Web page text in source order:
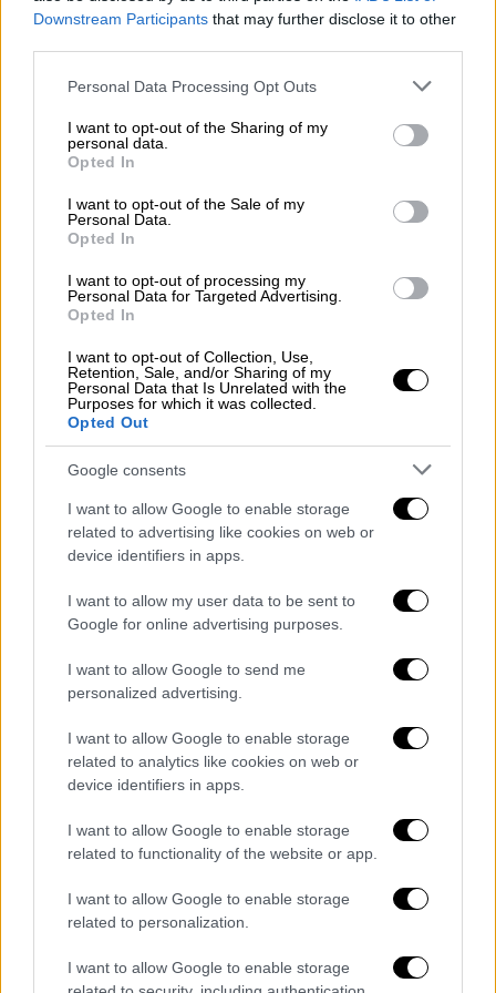
Downstream Participants that may further disclose it to other
Please note that this website/app uses one or more Google
not limited to your visit or usage behaviour. You may click to
grant or deny consent to Google and its third-party tags to
use your data for below specified purposes in below Google
consent section.
Personal Data Processing Opt Outs
I want to opt-out of the Sharing of my
personal data.
Opted In
I want to opt-out of the Sale of my
Personal Data.
Opted In
I want to opt-out of processing my
Personal Data for Targeted Advertising.
Opted In
I want to opt-out of Collection, Use,
Retention, Sale, and/or Sharing of my
Personal Data that Is Unrelated with the
Purposes for which it was collected.
Opted Out
Google consents
I want to allow Google to enable storage
related to advertising like cookies on web or
device identifiers in apps.
I want to allow my user data to be sent to
Google for online advertising purposes.
I want to allow Google to send me
personalized advertising.
I want to allow Google to enable storage
related to analytics like cookies on web or
device identifiers in apps.
I want to allow Google to enable storage
related to functionality of the website or app.
I want to allow Google to enable storage
related to personalization.
I want to allow Google to enable storage
συμβούλων που κανόνισε το δίκτυο και ο
Γιάνις Μαμντί, δημοσιογράφος από τη Γαλλία,
εκπροσωπείται από ιδιώτη δικηγόρο.
Σε κάθε έναν από τους εθελοντές δόθηκαν
δύο επιλογές: να υπογράψουν έγγραφα που
υπό κράτηση και να παρουσιαστούν ενώπιον
δικαστηρίου. Το
ορισμένους εθελοντές, αν τους δινόταν η
δυνατότητα επιλογής, να συμφωνήσουν στην
ταχεία απέλαση προκειμένου να
αποκατασταθεί η πρόσβαση στην
επικοινωνία -συμπεριλαμβανομένης της
δυνατότητας να μιλούν ελεύθερα και να
υπερασπίζονται τους συναδέλφους τους.
Όλοι τους αμφισβήτησαν ρητά και εγγράφως
τον ισχυρισμό περί παράνομης εισόδου,
επιβεβαιώνοντας ότι η ισραηλινή νομοθεσία
δεν ισχύει γι' αυτούς, ότι η αποστολή τους
ήταν ανθρωπιστικής φύσης και ότι τόσο η
αναχαίτιση του σκάφους όσο και η κράτησή
Όσοι αρνήθηκαν να υπογράψουν παραμένουν
υπό κράτηση και θα παρουσιαστούν ενώπιον
δικαστηρίου. Οι νομικοί σύμβουλοι θα
υποστηρίξουν ότι η αναχαίτιση ήταν
οι εθελοντές πρέπει να αφεθούν ελεύθεροι
χωρίς απέλαση. Η νομική ομάδα θα συνεχίσει
να απαιτεί να επιτραπεί στους εθελοντές να
επιστρέψουν στοMadleen
τη νόμιμη αποστολή τους στη Γάζα. Ωστόσο,
γνωρίζουμε πολύ καλά ότι δεν υπάρχει